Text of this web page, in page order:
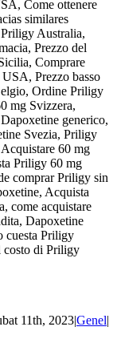
Come ottenere
similares
Australia,
Prezzo del
Comprare
Prezzo basso
Ordine Priligy
mg Svizzera,
generico,
Svezia, Priligy
60 mg
Priligy 60 mg
comprar Priligy sin
Acquista
come acquistare
Dapoxetine
cuesta Priligy
costo di Priligy
11th, 2023|Genel|